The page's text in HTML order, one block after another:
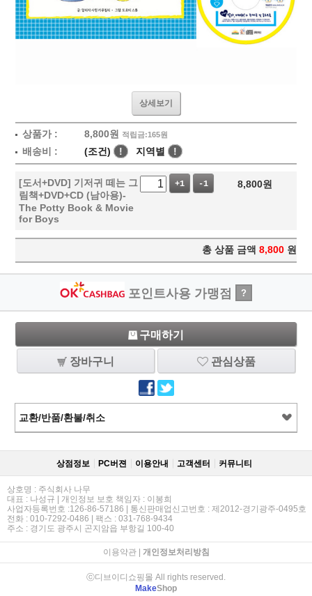
상세보기
상품가 : 8,800원 적립금:165원
배송비 : (조건) ! 지역별 !
[도서+DVD] 기저귀 떼는 그
림책+DVD+CD (남아용)-
The Potty Book & Movie
for Boys
+1 -1 8,800원
총 상품 금액 8,800 원
포인트사용 가맹점 ?
구매하기
장바구니 관심상품
교환/반품/환불/취소
상점정보 PC버젼 이용안내 고객센터 커뮤니티
상호명 : 주식회사 나무
대표 : 나성규 | 개인정보 보호 책임자 : 이봉희
사업자등록번호 :126-86-57186 | 통신판매업신고번호 : 제2012-경기광주-0495호
전화 : 010-7292-0486 | 팩스 : 031-768-9434
주소 : 경기도 광주시 곤지암읍 부항길 100-40
이용약관| 개인정보처리방침
ⓒ디브이디쇼핑몰 All rights reserved.
MakeShop